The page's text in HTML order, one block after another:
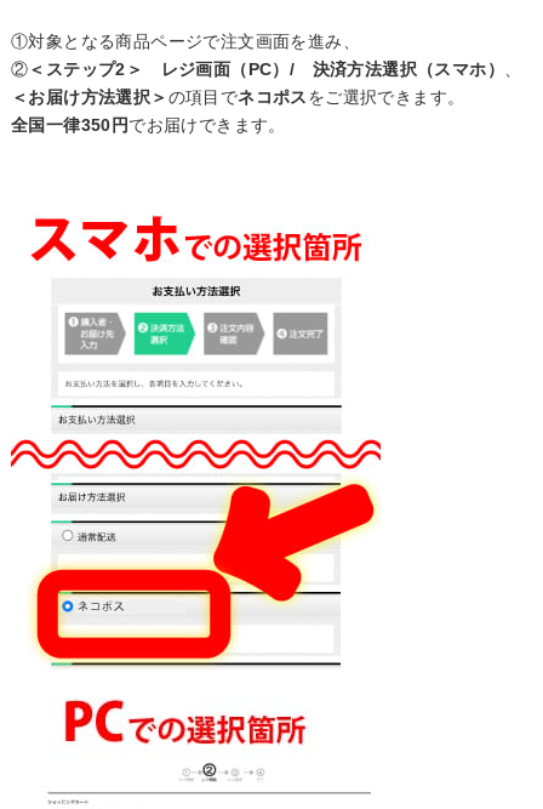
①対象となる商品ページで注文画面を進み、
②＜ステップ2＞ レジ画面（PC）/ 決済方法選択（スマホ）
＜お届け方法選択＞ の項目でネコポスをご選択できます。
全国一律350円でお届けできます。